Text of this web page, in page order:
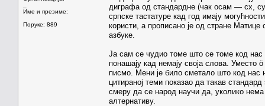
Име и презиме:
Поруке: 889
диграфа од стандардне (чак осам — cx,
српске тастатуре кад год имају
користи, а прописано је од стране
азбуке.
Ја сам се чудио томе што се томе код нас
понашају кад немају своја слова.
писмо. Мени је било сметало што код нас
цитираној теми показао да такав
смеру да се народ научи да, уколико
алтернативу.